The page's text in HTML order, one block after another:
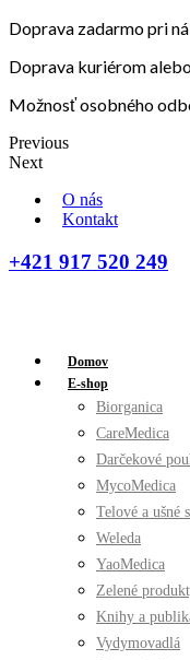
Doprava zadarmo pri
Doprava kuriérom
Možnosť osobného
Previous
Next
O nás
Kontakt
+421 917 520 249
Domov
E-shop
Biorganica
CareMedica
Darčekové
MycoMedica
Telové a ušné
Weleda
YaoMedica
Zelené
Knihy a
Vydymovadlá